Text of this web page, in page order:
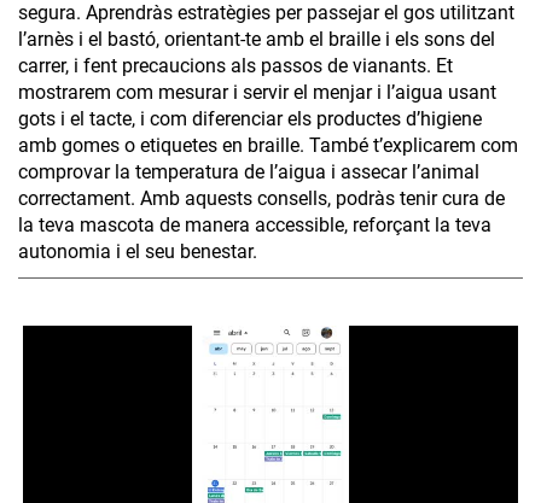
segura. Aprendràs estratègies per passejar el gos utilitzant
l’arnès i el bastó, orientant-te amb el braille i els sons del
carrer, i fent precaucions als passos de vianants. Et
mostrarem com mesurar i servir el menjar i l’aigua usant
gots i el tacte, i com diferenciar els productes d’higiene
amb gomes o etiquetes en braille. També t’explicarem com
comprovar la temperatura de l’aigua i assecar l’animal
correctament. Amb aquests consells, podràs tenir cura de
la teva mascota de manera accessible, reforçant la teva
autonomia i el seu benestar.